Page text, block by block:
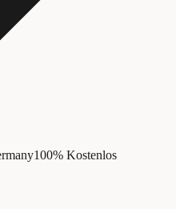
100% Kostenlos